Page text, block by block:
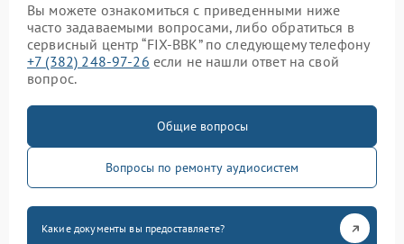
Вы можете ознакомиться с приведенными ниже
часто задаваемыми вопросами, либо обратиться в
сервисный центр “FIX-BBK” по следующему телефону
+7 (382) 248-97-26 если не нашли ответ на свой
вопрос.
Общие вопросы
Вопросы по ремонту аудиосистем
Какие документы вы предоставляете?